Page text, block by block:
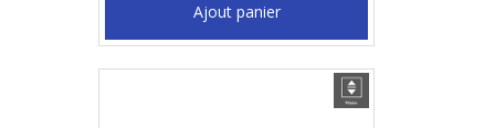
Ajout panier